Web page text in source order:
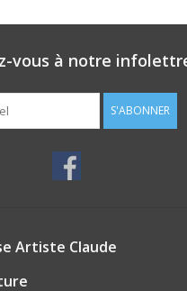
vous à notre
S'ABONNER
Artiste Claude